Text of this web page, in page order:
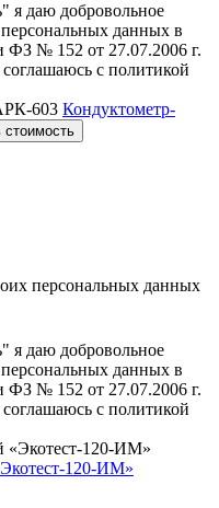
я даю добровольное
персональных данных в
ФЗ № 152 от 27.07.2006 г.
с политикой
Кондуктометр-
стоимость
персональных данных
я даю добровольное
персональных данных в
ФЗ № 152 от 27.07.2006 г.
с политикой
120-ИМ»